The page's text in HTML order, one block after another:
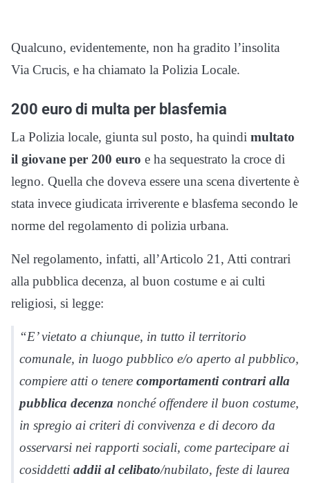
Qualcuno, evidentemente, non ha gradito l’insolita
Via Crucis, e ha chiamato la Polizia Locale.
200 euro di multa per blasfemia
La Polizia locale, giunta sul posto, ha quindi multato
il giovane per 200 euro e ha sequestrato la croce di
legno. Quella che doveva essere una scena divertente è
stata invece giudicata irriverente e blasfema secondo le
norme del regolamento di polizia urbana.
Nel regolamento, infatti, all’Articolo 21, Atti contrari
alla pubblica decenza, al buon costume e ai culti
religiosi, si legge:
“E’ vietato a chiunque, in tutto il territorio
comunale, in luogo pubblico e/o aperto al pubblico,
compiere atti o tenere comportamenti contrari alla
pubblica decenza nonché offendere il buon costume,
in spregio ai criteri di convivenza e di decoro da
osservarsi nei rapporti sociali, come partecipare ai
cosiddetti addii al celibato/nubilato, feste di laurea